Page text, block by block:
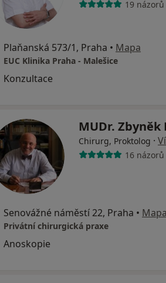
19 názorů
Plaňanská 573/1, Praha • Mapa
EUC Klinika Praha - Malešice
Konzultace
MUDr. Zbyněk
Chirurg, Proktolog ·
16 názorů
Senovážné náměstí 22, Praha • Mapa
Privátní chirurgická praxe
Anoskopie